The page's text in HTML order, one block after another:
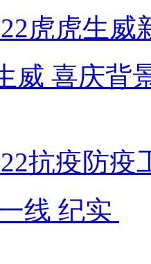
虎虎生威
威 喜庆背
抗疫防疫
线 纪实